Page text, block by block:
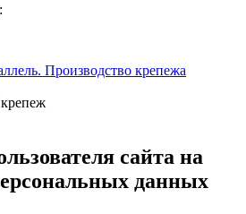
сайта на
данных